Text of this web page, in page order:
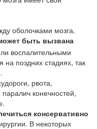
оболочками мозга.
быть вызвана
воспалительными
поздних стадиях, так
рвота,
конечностей,
консервативно
В некоторых